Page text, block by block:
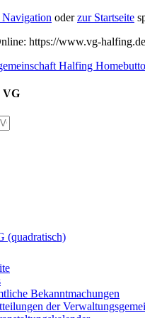
Navigation oderzur Startseite
https://www.vg-
VG
Bekanntmachungen
der